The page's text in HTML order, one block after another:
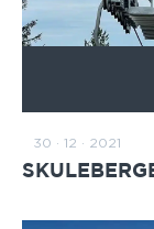
30 · 12 · 2021